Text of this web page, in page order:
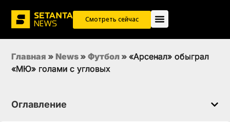
Смотреть сейчас
Главная » News » Футбол » «Арсенал» обыграл
«МЮ» голами с угловых
Оглавление